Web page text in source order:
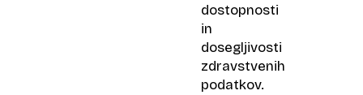
dostopnosti
in
dosegljivosti
zdravstvenih
podatkov.